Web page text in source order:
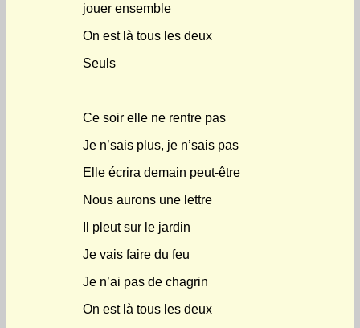
jouer ensemble
On est là tous les deux
Seuls
Ce soir elle ne rentre pas
Je n’sais plus, je n’sais pas
Elle écrira demain peut-être
Nous aurons une lettre
Il pleut sur le jardin
Je vais faire du feu
Je n’ai pas de chagrin
On est là tous les deux